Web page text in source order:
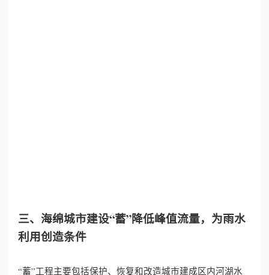
三、海绵城市建设“蓄”降低峰值流量，为雨水
利用创造条件
“蓄”工程主要包括保护、恢复和改造城市建成区内河湖水